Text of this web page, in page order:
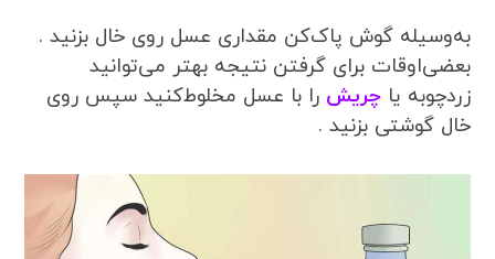
به‌وسیله گوش پاک‌کن مقداری عسل روی خال بزنید .
بعضی‌اوقات برای گرفتن نتیجه بهتر می‌توانید
زردچوبه یاچریش را با عسل مخلوط‌کنید سپس روی
خال گوشتی بزنید .